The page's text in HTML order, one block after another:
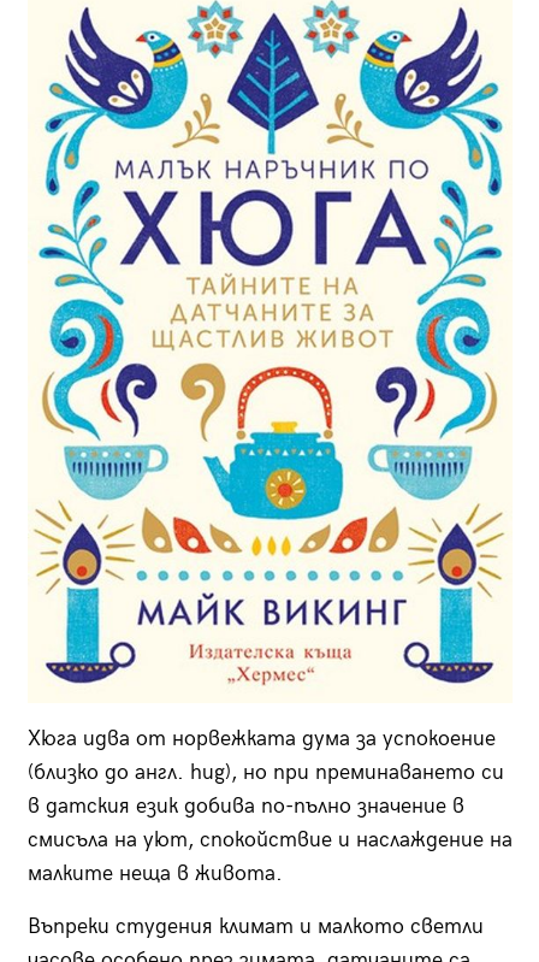
Хюга идва от норвежката дума за успокоение
(близко до англ. hug), но при преминаването си
в датския език добива по-пълно значение в
смисъла на уют, спокойствие и наслаждение на
малките неща в живота.
Въпреки студения климат и малкото светли